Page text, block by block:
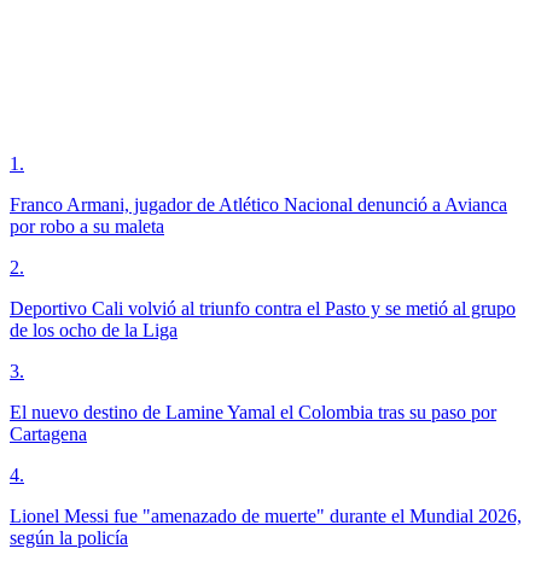
1 .
Franco Armani, jugador de Atlético Nacional denunció a Avianca
por robo a su maleta
2.
Deportivo Cali volvió al triunfo contra el Pasto y se metió al grupo
de los ocho de la Liga
3.
El nuevo destino de Lamine Yamal el Colombia tras su paso por
Cartagena
4.
Lionel Messi fue "amenazado de muerte" durante el Mundial 2026,
según la policía